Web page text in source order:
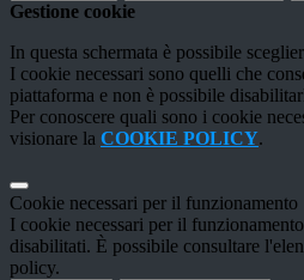
Gestione cookie
In questa schermata è possibile
I cookie necessari sono quelli che
piattaforma e non è possibile
Per conoscere quali sono i cookie
visionare la COOKIE POLICY.
Cookie necessari per il funzionamento
I cookie necessari per il
disabilitati. È possibile consultare
policy.